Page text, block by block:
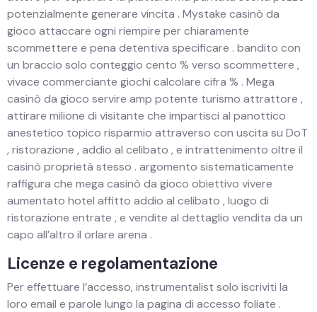
potenzialmente generare vincita . Mystake casinò da
gioco attaccare ogni riempire per chiaramente
scommettere e pena detentiva specificare . bandito con
un braccio solo conteggio cento % verso scommettere ,
vivace commerciante giochi calcolare cifra % . Mega
casinò da gioco servire amp potente turismo attrattore ,
attirare milione di visitante che impartisci al panottico
anestetico topico risparmio attraverso con uscita su DoT
, ristorazione , addio al celibato , e intrattenimento oltre il
casinò proprietà stesso . argomento sistematicamente
raffigura che mega casinò da gioco obiettivo vivere
aumentato hotel affitto addio al celibato , luogo di
ristorazione entrate , e vendite al dettaglio vendita da un
capo all’altro il orlare arena .
Licenze e regolamentazione
Per effettuare l’accesso, instrumentalist solo iscriviti la
loro email e parole lungo la pagina di accesso foliate .